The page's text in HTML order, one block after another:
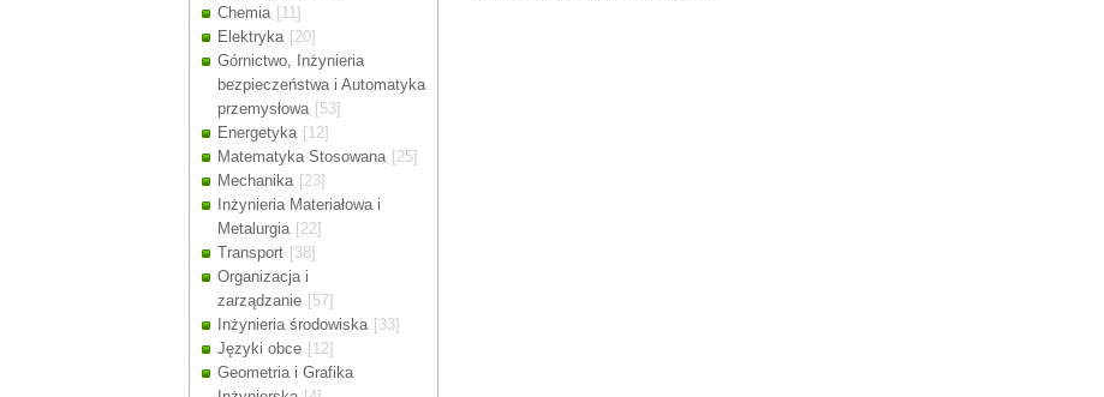
Drodzy Klienci!
Chemia [11]
Elektryka [20]
Górnictwo, Inżynieria
bezpieczeństwa i Automatyka
przemysłowa [53]
Energetyka [12]
Matematyka Stosowana [25]
Mechanika [23]
Inżynieria Materiałowa i
Metalurgia [22]
Transport [38]
Organizacja i
zarządzanie [57]
Inżynieria środowiska [33]
Języki obce [12]
Geometria i Grafika